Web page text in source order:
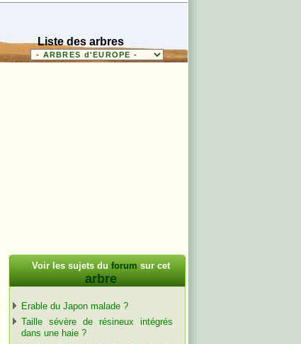
Liste des arbres
Voir les sujets du forum sur cet
arbre
Erable du Japon malade ?
Taille sévère de résineux intégrés
dans une haie ?